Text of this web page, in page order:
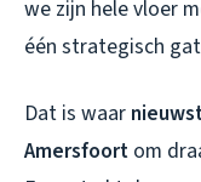
we zijn hele vloer
één strategisch
Dat is waar
Amersfoort om